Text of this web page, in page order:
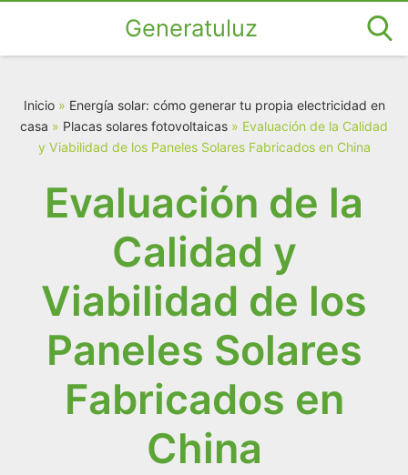
Generatuluz
Inicio» Energía solar: cómo generar tu propia electricidad en
casa » Placas solares fotovoltaicas » Evaluación de la Calidad
y Viabilidad de los Paneles Solares Fabricados en China
Evaluación de la
Calidad y
Viabilidad de los
Paneles Solares
Fabricados en
China